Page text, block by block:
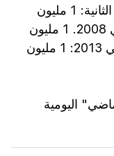
أو 63 في المائة، في 2003. المرحلة الثانية: 1 مليون
595 ألف 702 أو 68.4 في المائة، في 2008. 1 مليون
671 ألف 027 أو حوالي 70 بالمائة، في 2013: 1 مليون
اليومية